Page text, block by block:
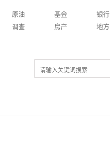
原油 基金
银行
调查 房产 地方